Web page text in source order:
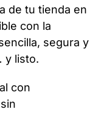
de tu tienda en
con la
segura y
y listo.
con